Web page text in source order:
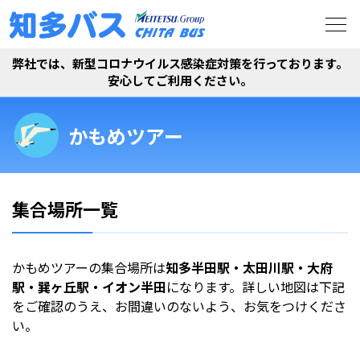
弊社では、新型コロナウイルス感染症対策を行っております。
安心してご利用ください。
かもめツアー
集合場所一覧
かもめツアーの集合場所は知多半田駅・太田川駅・大府
駅・巽ヶ丘駅・イオン半田になります。詳しい地図は下記
をご確認のうえ、お間違いのないよう、お気をつけくださ
い。